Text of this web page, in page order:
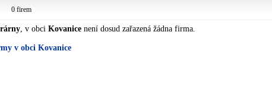
0 firem
, v obci Kovanice není dosud zařazená žádna firma.
v obci Kovanice